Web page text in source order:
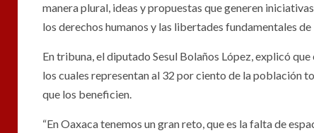
manera plural, ideas y propuestas que generen
los derechos humanos y las libertades fundamentales
En tribuna, el diputado Sesul Bolaños López, explicó
los cuales representan al 32 por ciento de la población
que los beneficien.
“En Oaxaca tenemos un gran reto, que es la falta de